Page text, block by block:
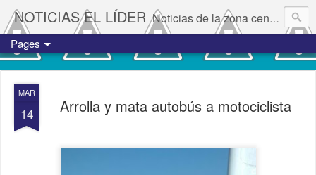
NOTICIAS EL LÍDER Noticias de la zona centro del estado de Veracruz.
Pages
MAR
14 Arrolla y mata autobús a motociclista